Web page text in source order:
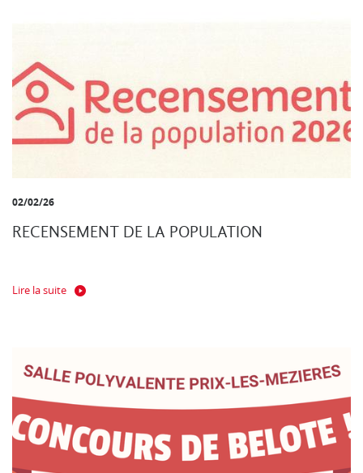
02/02/26
RECENSEMENT DE LA POPULATION
Lire la suite